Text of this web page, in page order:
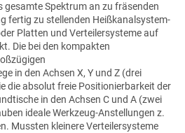
gesamte Spektrum an zu fräsenden
fertig zu stellenden Heißkanalsystem-
Platten und Verteilersysteme auf
Die bei den kompakten
in den Achsen X, Y und Z (drei
die absolut freie Positionierbarkeit der
in den Achsen C und A (zwei
ideale Werkzeug-Anstellungen z.
Mussten kleinere Verteilersysteme